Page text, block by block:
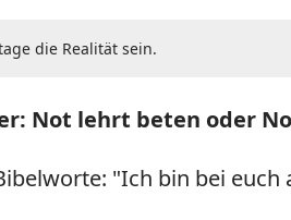
die Realität sein.
Not lehrt beten oder
"Ich bin bei